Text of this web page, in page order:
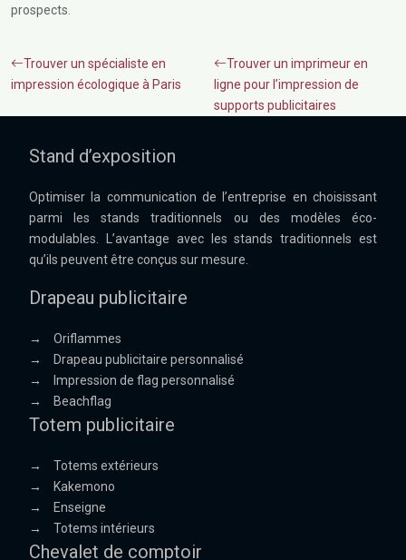
prospects.
Trouver un spécialiste en
impression écologique à Paris
Trouver un imprimeur en
ligne pour l’impression de
supports publicitaires
Stand d’exposition
Optimiser la communication de l’entreprise en choisissant
parmi les stands traditionnels ou des modèles éco-
modulables. L’avantage avec les stands traditionnels est
qu’ils peuvent être conçus sur mesure.
Drapeau publicitaire
→
Oriflammes
→
Drapeau publicitaire personnalisé
→
Impression de flag personnalisé
→
Beachflag
Totem publicitaire
→
Totems extérieurs
→
Kakemono
→
Enseigne
→
Totems intérieurs
Chevalet de comptoir